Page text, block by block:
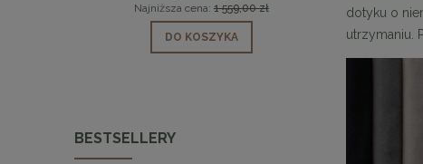
Najniższa cena: 1 559,00 zł
DO KOSZYKA
BESTSELLERY
dotyku o
utrzymaniu.